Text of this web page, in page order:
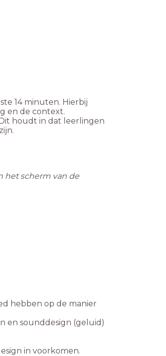
14 minuten. Hierbij
en de context.
houdt in dat leerlingen
het scherm van de
hebben op de manier
en sounddesign (geluid)
in voorkomen.